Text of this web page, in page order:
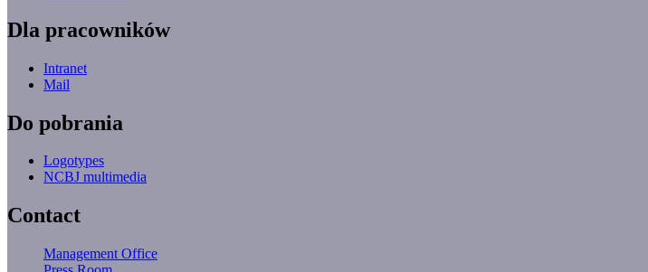
Dla pracowników
Intranet
Mail
Do pobrania
Logotypes
NCBJ multimedia
Contact
Management Office